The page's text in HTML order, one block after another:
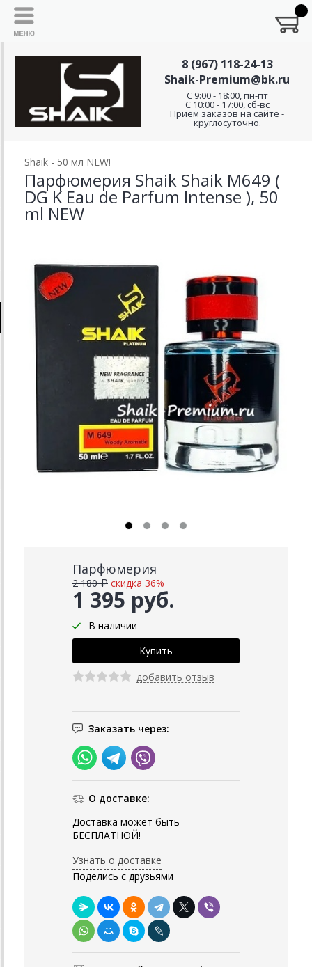
8 (967) 118-24-13
Shaik-Premium@bk.ru
C 9:00 - 18:00, пн-пт
С 10:00 - 17:00, сб-вс
Приём заказов на сайте -
круглосуточно.
Shaik - 50 мл NEW!
Парфюмерия Shaik Shaik M649 (
DG K Eau de Parfum Intense ), 50
ml NEW
Парфюмерия
1 395 руб.
2 180 ₽ скидка 36%
В наличии
добавить отзыв
Заказать через:
О доставке:
Доставка может быть
БЕСПЛАТНОЙ!
Узнать о доставке
Поделись с друзьями